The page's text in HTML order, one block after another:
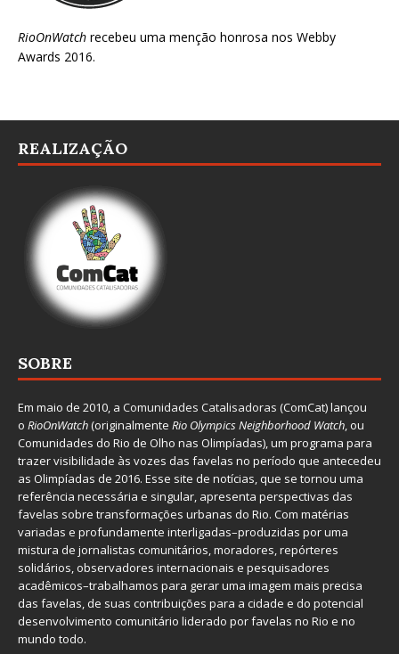
RioOnWatch recebeu uma menção honrosa nos Webby
Awards 2016.
REALIZAÇÃO
SOBRE
Em maio de 2010, a Comunidades Catalisadoras (ComCat) lançou
o RioOnWatch(originalmente Rio Olympics Neighborhood Watch, ou
Comunidades do Rio de Olho nas Olimpíadas), um programa para
trazer visibilidade às vozes das favelas no período que antecedeu
as Olimpíadas de 2016. Esse site de notícias, que se tornou uma
referência necessária e singular, apresenta perspectivas das
favelas sobre transformações urbanas do Rio. Com matérias
variadas e profundamente interligadas–produzidas por uma
mistura de jornalistas comunitários, moradores, repórteres
solidários, observadores internacionais e pesquisadores
acadêmicos–trabalhamos para gerar uma imagem mais precisa
das favelas, de suas contribuições para a cidade e do potencial
desenvolvimento comunitário liderado por favelas no Rio e no
mundo todo.